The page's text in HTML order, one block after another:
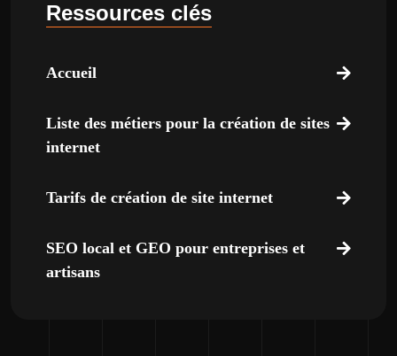
Ressources clés
Accueil
Liste des métiers pour la création de sites
internet
Tarifs de création de site internet
SEO local et GEO pour entreprises et
artisans